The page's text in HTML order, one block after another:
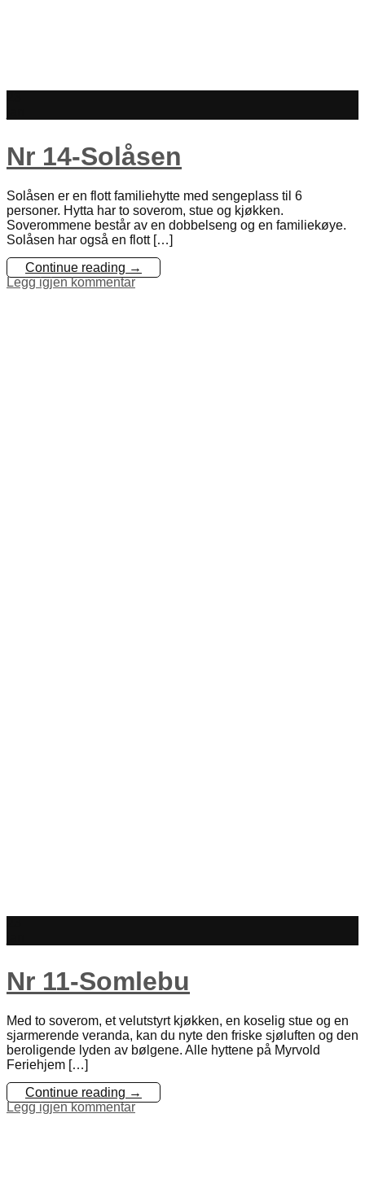
Nr 14-Solåsen
Solåsen er en flott familiehytte med sengeplass til 6
personer. Hytta har to soverom, stue og kjøkken.
Soverommene består av en dobbelseng og en familiekøye.
Solåsen har også en flott […]
Continue reading →
Legg igjen kommentar
Nr 11-Somlebu
Med to soverom, et velutstyrt kjøkken, en koselig stue og en
sjarmerende veranda, kan du nyte den friske sjøluften og den
beroligende lyden av bølgene. ​Alle hyttene på Myrvold
Feriehjem […]
Continue reading →
Legg igjen kommentar